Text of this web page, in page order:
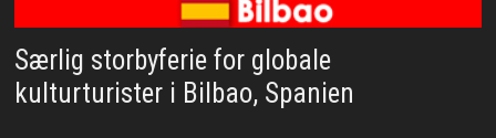
Særlig storbyferie for globale
kulturturister i Bilbao, Spanien